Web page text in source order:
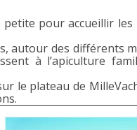
pour accueillir
autour des différents
à l’apiculture
le plateau de